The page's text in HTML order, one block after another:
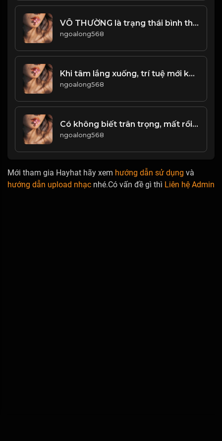
VÔ THƯỜNG là trạng thái bình thường của sinh mệnh! & Đạo
ngoalong568
Khi tâm lắng xuống, trí tuệ mới khởi sinh! & Đạo
ngoalong568
Có không biết trân trọng, mất rồi mới tiếc! Đạo
ngoalong568
Mới tham gia Hayhat hãy xem hướng dẫn sử dụng và
hướng dẫn upload nhạc nhé.Có vấn đề gì thì Liên hệ Admin